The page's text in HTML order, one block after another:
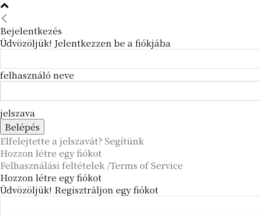
Bejelentkezés
Üdvözöljük! Jelentkezzen be a fiókjába
felhasználó neve
jelszava
Elfelejtette a jelszavát? Segítünk
Hozzon létre egy fiókot
Felhasználási feltételek /Terms of Service
Hozzon létre egy fiókot
Üdvözöljük! Regisztráljon egy fiókot